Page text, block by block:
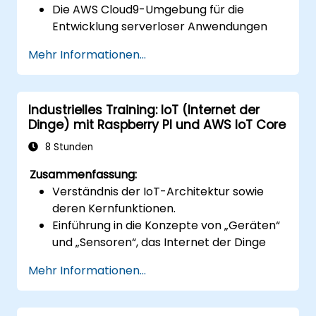
Die AWS Cloud9-Umgebung für die
Entwicklung serverloser Anwendungen
Serverlose Anwendungen mit AWS
Lambda zu entwickeln, zu testen und
bereitzustellen.
AWS Lambda mit anderen AWS-Diensten
wie API Gateway und S3 zu verknüpfen.
Serverlose Anwendungen hinsichtlich
optimieren.
Mehr Informationen...
Industrielles Training: IoT (Internet der
Dinge) mit Raspberry PI und AWS IoT Core
8 Stunden
Zusammenfassung:
Verständnis der IoT-Architektur sowie
deren Kernfunktionen.
Einführung in die Konzepte von „Geräten“
und „Sensoren“, das Internet der Dinge
Anforderungen zu geeigneten IoT-
Lösungen.
Umfassende Übersicht über die
Mehr Informationen...